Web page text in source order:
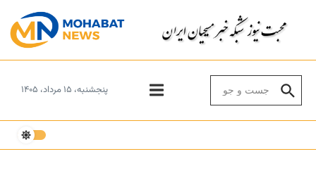
پنجشنبه، ۱۵ مرداد، ۱۴۰۵